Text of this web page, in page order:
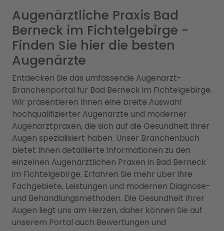
Augenärztliche Praxis Bad
Berneck im Fichtelgebirge -
Finden Sie hier die besten
Augenärzte
Entdecken Sie das umfassende Augenarzt-
Branchenportal für Bad Berneck im Fichtelgebirge.
Wir präsentieren Ihnen eine breite Auswahl
hochqualifizierter Augenärzte und moderner
Augenarztpraxen, die sich auf die Gesundheit Ihrer
Augen spezialisiert haben. Unser Branchenbuch
bietet Ihnen detaillierte Informationen zu den
einzelnen Augenärztlichen Praxen in Bad Berneck
im Fichtelgebirge. Erfahren Sie mehr über ihre
Fachgebiete, Leistungen und modernen Diagnose-
und Behandlungsmethoden. Die Gesundheit Ihrer
Augen liegt uns am Herzen, daher können Sie auf
unserem Portal auch Bewertungen und